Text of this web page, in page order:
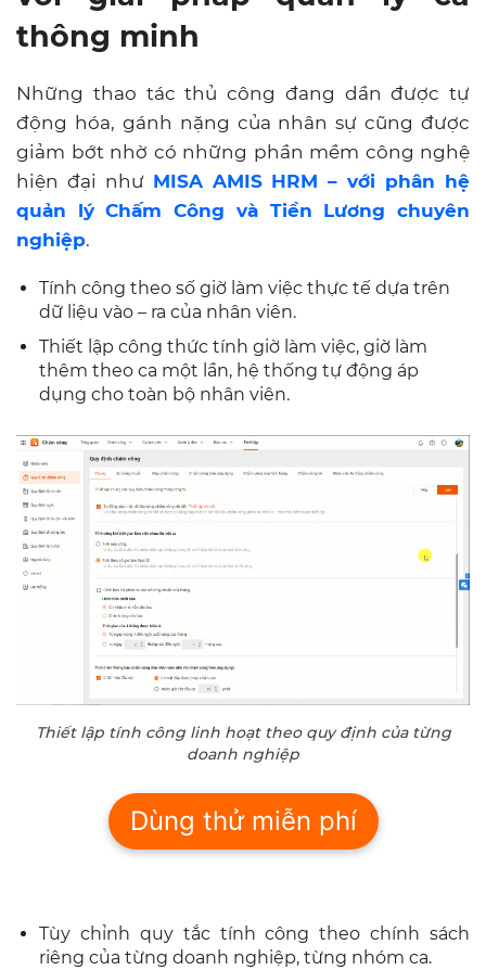
thông minh
Những thao tác thủ công đang dần được tự
động hóa, gánh nặng của nhân sự cũng được
giảm bớt nhờ có những phần mềm công nghệ
hiện đại như MISA AMIS HRM – với phân hệ
quản lý Chấm Công và Tiền Lương chuyên
nghiệp.
Tính công theo số giờ làm việc thực tế dựa trên
dữ liệu vào – ra của nhân viên.
Thiết lập công thức tính giờ làm việc, giờ làm
thêm theo ca một lần, hệ thống tự động áp
dụng cho toàn bộ nhân viên.
Thiết lập tính công linh hoạt theo quy định của từng
doanh nghiệp
Dùng thử miễn phí
Tùy chỉnh quy tắc tính công theo chính sách
riêng của từng doanh nghiệp, từng nhóm ca.